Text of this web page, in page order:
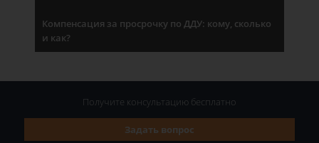
Компенсация за просрочку по ДДУ: кому, сколько
и как?
Задать вопрос
Получите консультацию бесплатно